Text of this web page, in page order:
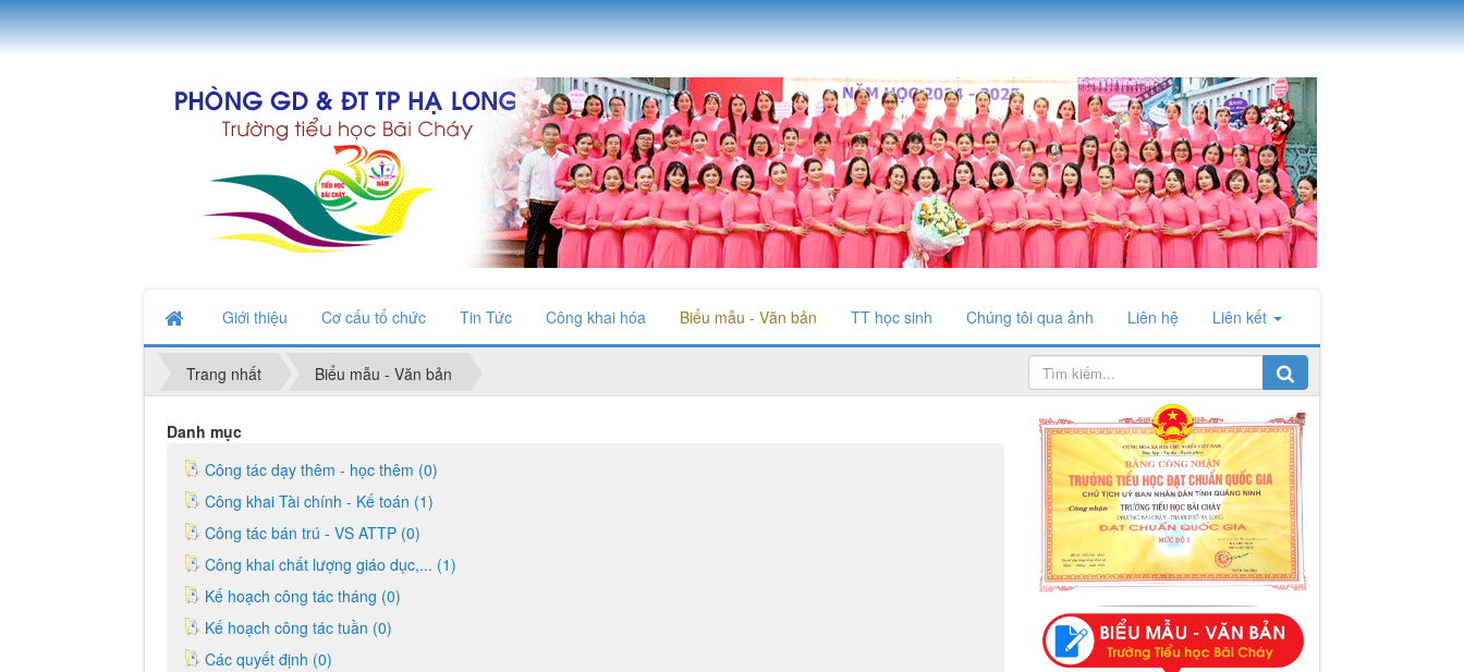
Giới thiệu Cơ cấu tổ chức Tin Tức Công khai hóa Biểu mẫu - Văn bản TT học sinh Chúng tôi qua ảnh Liên hệ Liên kết
Trang nhất Biểu mẫu - Văn bản
Danh mục
Công tác dạy thêm - học thêm (0)
Công khai Tài chính - Kế toán (1)
Công tác bán trú - VS ATTP (0)
Công khai chất lượng giáo dục,... (1)
Kế hoạch công tác tháng (0)
Kế hoạch công tác tuần (0)
Các quyết định (0)